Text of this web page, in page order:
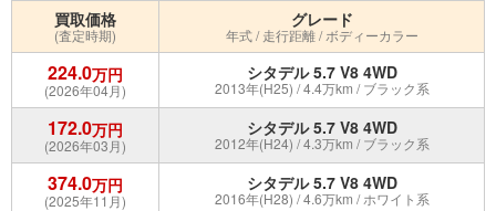
買取価格
(査定時期)
グレード
年式 / 走行距離 / ボディーカラー
224.0万円
(2026年04月)
シタデル 5.7 V8 4WD
2013年(H25) / 4.4万km / ブラック系
172.0万円
(2026年03月)
シタデル 5.7 V8 4WD
2012年(H24) / 4.3万km / ブラック系
374.0万円
(2025年11月)
シタデル 5.7 V8 4WD
2016年(H28) / 4.6万km / ホワイト系